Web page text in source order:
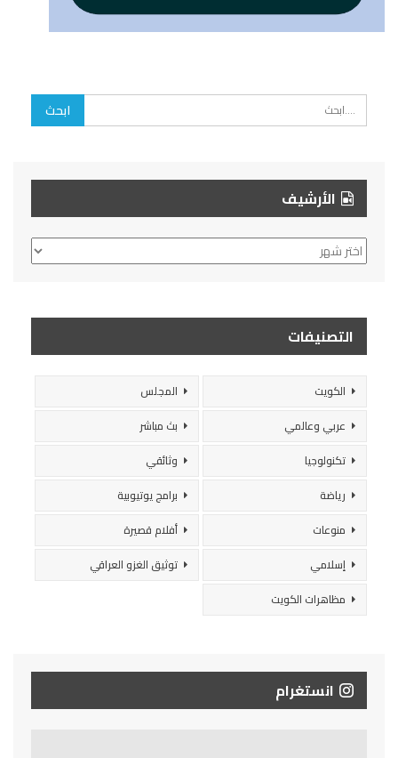
الأرشيف
الأرشيف
التصنيفات
الكويت
المجلس
عربي وعالمي
بث مباشر
تكنولوجيا
وثائقي
رياضة
برامج يوتيوبية
منوعات
أفلام قصيرة
إسلامي
توثيق الغزو العراقي
مظاهرات الكويت
انستغرام